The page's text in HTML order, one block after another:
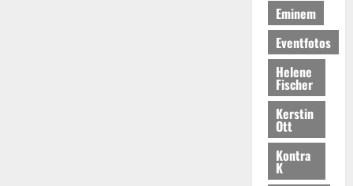
Eminem
Eventfotos
Helene
Fischer
Kerstin
Ott
Kontra
K